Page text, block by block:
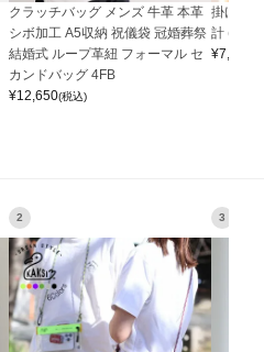
クラッチバッグ メンズ 牛革 本革
シボ加工 A5収納 祝儀袋 冠婚葬祭
結婚式 ループ革紐 フォーマル セ
カンドバッグ 4FB
¥12,650(税込)
掛け時
計
¥7,150
2 3